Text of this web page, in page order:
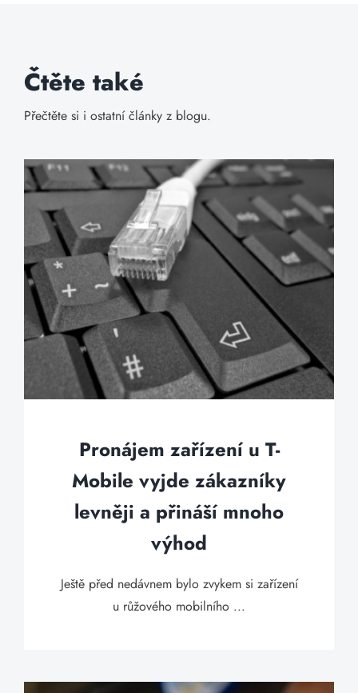
Čtěte také
Přečtěte si i ostatní články z blogu.
Pronájem zařízení u T-
Mobile vyjde zákazníky
levněji a přináší mnoho
výhod
Ještě před nedávnem bylo zvykem si zařízení
u růžového mobilního ...